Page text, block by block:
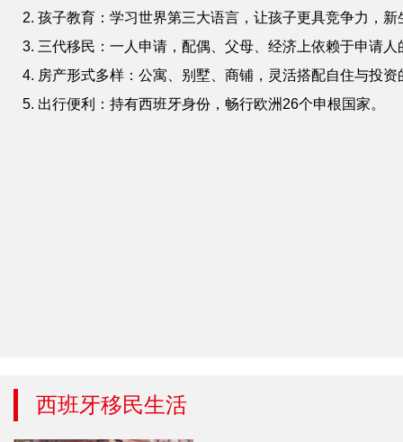
2. 孩子教育：学习世界第三大语言，让孩子更具竞争力，
3. 三代移民：一人申请，配偶、父母、经济上依赖于申请
4. 房产形式多样：公寓、别墅、商铺，灵活搭配自住与投资
5. 出行便利：持有西班牙身份，畅行欧洲26个申根国家。
西班牙移民生活